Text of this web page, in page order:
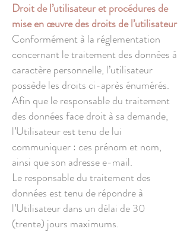
Droit de l’utilisateur et procédures de
mise en œuvre des droits de l’utilisateur
Conformément à la réglementation
concernant le traitement des données à
caractère personnelle, l’utilisateur
possède les droits ci-après énumérés.
Afin que le responsable du traitement
des données face droit à sa demande,
l’Utilisateur est tenu de lui
communiquer : ces prénom et nom,
ainsi que son adresse e-mail.
Le responsable du traitement des
données est tenu de répondre à
l’Utilisateur dans un délai de 30
(trente) jours maximums.